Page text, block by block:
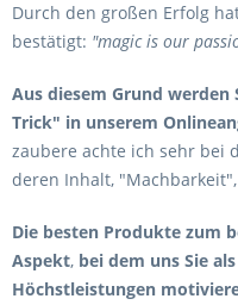
Durch den großen Erfolg
bestätigt: "magic is our
Aus diesem Grund werden
Trick" in unserem
zaubere achte ich sehr bei
deren Inhalt,
Die besten Produkte zum
Aspekt, bei dem uns Sie
Höchstleistungen